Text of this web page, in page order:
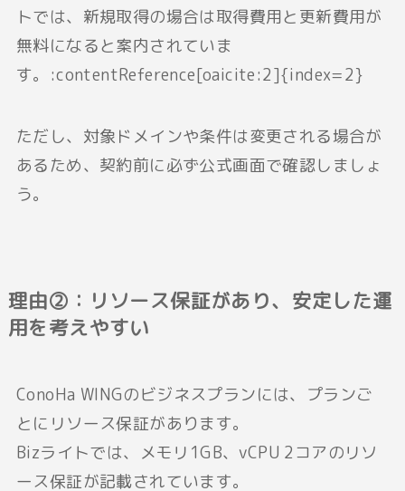
トでは、新規取得の場合は取得費用と更新費用が
無料になると案内されていま
す。:contentReference[oaicite:2]{index=2}
ただし、対象ドメインや条件は変更される場合が
あるため、契約前に必ず公式画面で確認しましょ
う。
理由②：リソース保証があり、安定した運
用を考えやすい
ConoHa WINGのビジネスプランには、プランご
とにリソース保証があります。
Bizライトでは、メモリ1GB、vCPU 2コアのリソ
ース保証が記載されています。